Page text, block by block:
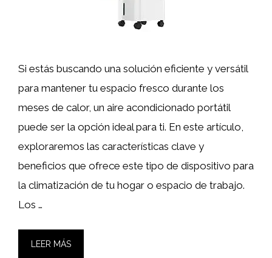
Si estás buscando una solución eficiente y versátil
para mantener tu espacio fresco durante los
meses de calor, un aire acondicionado portátil
puede ser la opción ideal para ti. En este artículo,
exploraremos las características clave y
beneficios que ofrece este tipo de dispositivo para
la climatización de tu hogar o espacio de trabajo.
Los …
LEER MÁS